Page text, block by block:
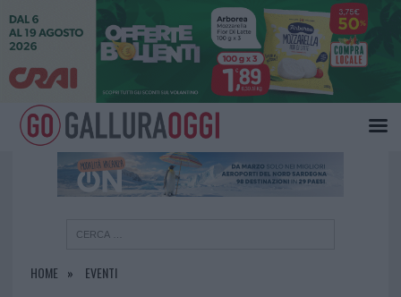
HOME EVENTI
×